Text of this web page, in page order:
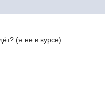
(я не в курсе)